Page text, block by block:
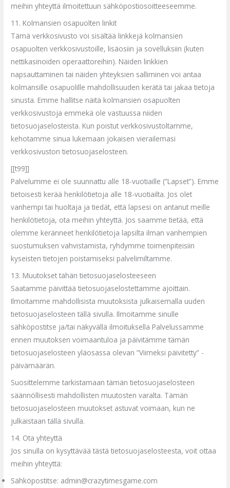
meihin yhteyttä ilmoitettuun sähköpostiosoitteeseemme.
11. Kolmansien osapuolten linkit
Tämä verkkosivusto voi sisältää linkkejä kolmansien
osapuolten verkkosivustoille, lisäosiin ja sovelluksiin (kuten
nettikasinoiden operaattoreihin). Näiden linkkien
napsauttaminen tai näiden yhteyksien salliminen voi antaa
kolmansille osapuolille mahdollisuuden kerätä tai jakaa tietoja
sinusta. Emme hallitse näitä kolmansien osapuolten
verkkosivustoja emmekä ole vastuussa niiden
tietosuojaselosteista. Kun poistut verkkosivustoltamme,
kehotamme sinua lukemaan jokaisen vierailemasi
verkkosivuston tietosuojaselosteen.
[[t99]]
Palvelumme ei ole suunnattu alle 18-vuotiaille (”Lapset”). Emme
tietoisesti kerää henkilötietoja alle 18-vuotiailta. Jos olet
vanhempi tai huoltaja ja tiedät, että lapsesi on antanut meille
henkilötietoja, ota meihin yhteyttä. Jos saamme tietää, että
olemme keränneet henkilötietoja lapsilta ilman vanhempien
suostumuksen vahvistamista, ryhdymme toimenpiteisiin
kyseisten tietojen poistamiseksi palvelimiltamme.
13. Muutokset tähän tietosuojaselosteeseen
Saatamme päivittää tietosuojaselostettamme ajoittain.
Ilmoitamme mahdollisista muutoksista julkaisemalla uuden
tietosuojaselosteen tällä sivulla. Ilmoitamme sinulle
sähköpostitse ja/tai näkyvällä ilmoituksella Palvelussamme
ennen muutoksen voimaantuloa ja päivitämme tämän
tietosuojaselosteen yläosassa olevan ”Viimeksi päivitetty” -
päivämäärän.
Suosittelemme tarkistamaan tämän tietosuojaselosteen
säännöllisesti mahdollisten muutosten varalta. Tämän
tietosuojaselosteen muutokset astuvat voimaan, kun ne
julkaistaan tällä sivulla.
14. Ota yhteyttä
Jos sinulla on kysyttävää tästä tietosuojaselosteesta, voit ottaa
meihin yhteyttä:
Sähköpostitse: admin@crazytimesgame.com